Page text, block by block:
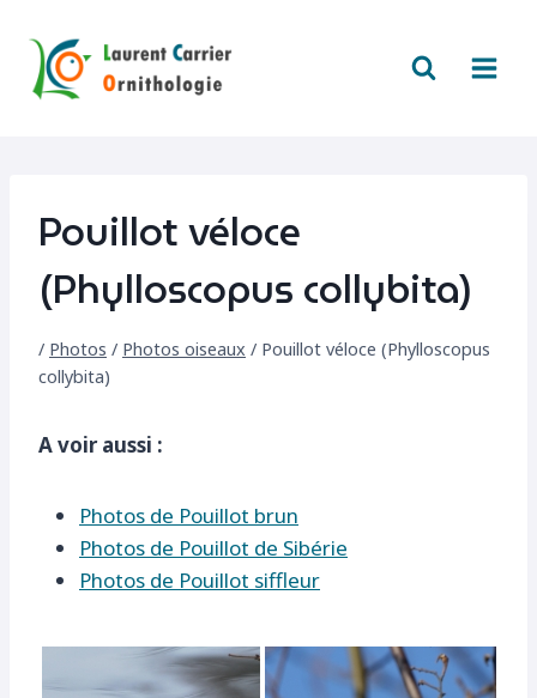
contenu
Pouillot véloce
(Phylloscopus collybita)
/ Photos / Photos oiseaux / Pouillot véloce (Phylloscopus
collybita)
A voir aussi :
Photos de Pouillot brun
Photos de Pouillot de Sibérie
Photos de Pouillot siffleur